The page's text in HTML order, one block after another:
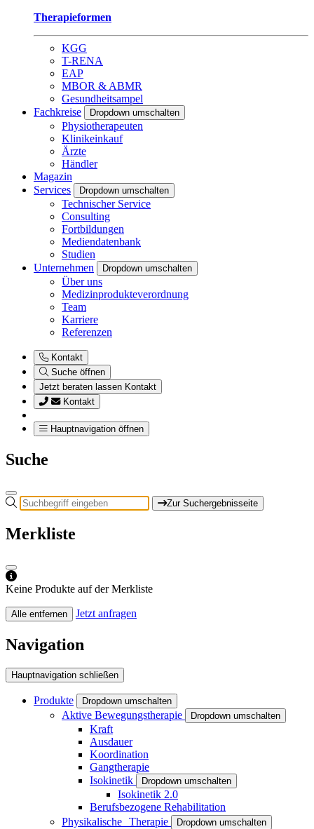
Therapieformen
KGG
T-RENA
EAP
MBOR & ABMR
Gesundheitsampel
Fachkreise
Dropdown umschalten
Physiotherapeuten
Klinikeinkauf
Ärzte
Händler
Magazin
Services
Dropdown umschalten
Technischer Service
Consulting
Fortbildungen
Mediendatenbank
Studien
Unternehmen
Dropdown umschalten
Über uns
Medizinprodukteverordnung
Team
Karriere
Referenzen
Kontakt
Suche öffnen
Jetzt beraten lassen Kontakt
Kontakt
Hauptnavigation öffnen
Suche
Zur Suchergebnisseite
Merkliste
Keine Produkte auf der Merkliste
Alle entfernen Jetzt anfragen
Navigation
Hauptnavigation schließen
Produkte Dropdown umschalten
Aktive Bewegungstherapie Dropdown umschalten
Kraft
Ausdauer
Koordination
Gangtherapie
Isokinetik
Dropdown umschalten
Isokinetik 2.0
Berufsbezogene Rehabilitation
Physikalische Therapie
Dropdown umschalten